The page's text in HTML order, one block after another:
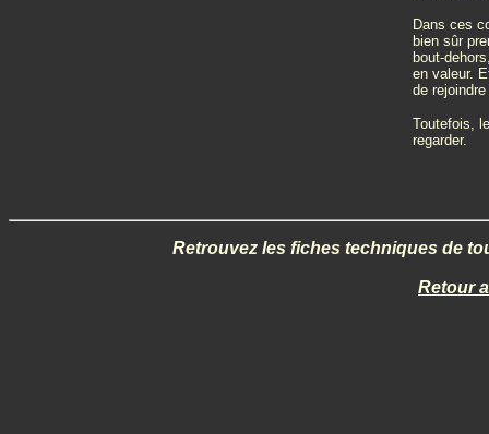
Dans ces
bien sûr
bout-
en valeur.
de
Toutefois,
regarder.
Retrouvez les fiches techniques de
Retour